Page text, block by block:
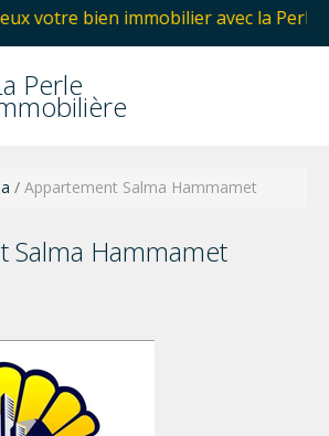
immobilier avec la Perle immobilière
Perle
/ Appartement Salma Hammamet
Salma Hammamet